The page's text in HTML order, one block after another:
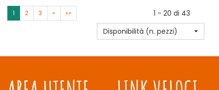
carrello
carrello
wishlist
1 2 3 » »»
1 - 20 di 43
Disponibilità (n. pezzi)